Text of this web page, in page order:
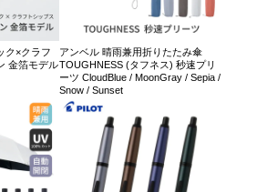
ク×クラフ
金箔モデル
アンベル 晴雨兼用折りたたみ傘
TOUGHNESS (タフネス) 秒速プリ
ーツ CloudBlue / MoonGray / Sepia /
Snow / Sunset